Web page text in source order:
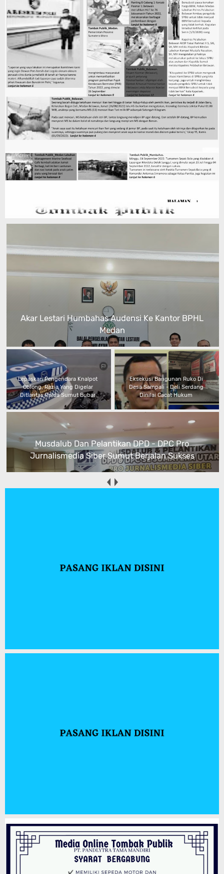
Akar Lestari Humbahas Audensi Ke Kantor BPHL
Medan
Lepaskan Pengendara Knalpot
Oblong, Razia Yang Digelar
Ditlantas Polda Sumut Bubar
Eksekusi Bangunan Ruko Di
Desa Sampali - Deli Serdang
Dinilai Cacat Hukum
Musdalub Dan Pelantikan DPD - DPC Pro
Jurnalismedia Siber Sumut Berjalan Sukses